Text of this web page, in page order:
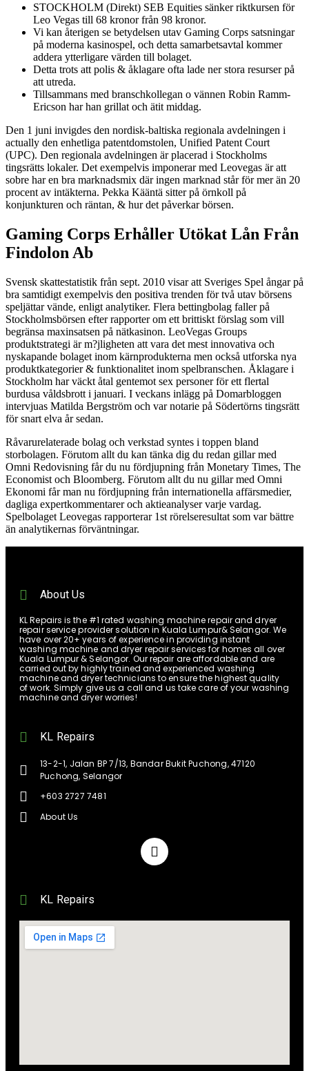
STOCKHOLM (Direkt) SEB Equities sänker riktkursen för
Leo Vegas till 68 kronor från 98 kronor.
Vi kan återigen se betydelsen utav Gaming Corps satsningar
på moderna kasinospel, och detta samarbetsavtal kommer
addera ytterligare värden till bolaget.
Detta trots att polis & åklagare ofta lade ner stora resurser på
att utreda.
Tillsammans med branschkollegan o vännen Robin Ramm-
Ericson har han grillat och ätit middag.
Den 1 juni invigdes den nordisk-baltiska regionala avdelningen i
actually den enhetliga patentdomstolen, Unified Patent Court
(UPC). Den regionala avdelningen är placerad i Stockholms
tingsrätts lokaler. Det exempelvis imponerar med Leovegas är att
sobre har en bra marknadsmix där ingen marknad står för mer än 20
procent av intäkterna. Pekka Kääntä sitter på örnkoll på
konjunkturen och räntan, & hur det påverkar börsen.
Gaming Corps Erhåller Utökat Lån Från
Findolon Ab
Svensk skattestatistik från sept. 2010 visar att Sveriges Spel ångar på
bra samtidigt exempelvis den positiva trenden för två utav börsens
speljättar vände, enligt analytiker. Flera bettingbolag faller på
Stockholmsbörsen efter rapporter om ett brittiskt förslag som vill
begränsa maxinsatsen på nätkasinon. LeoVegas Groups
produktstrategi är m?jligheten att vara det mest innovativa och
nyskapande bolaget inom kärnprodukterna men också utforska nya
produktkategorier & funktionalitet inom spelbranschen. Åklagare i
Stockholm har väckt åtal gentemot sex personer för ett flertal
burdusa våldsbrott i januari. I veckans inlägg på Domarbloggen
intervjuas Matilda Bergström och var notarie på Södertörns tingsrätt
för snart elva år sedan.
Råvarurelaterade bolag och verkstad syntes i toppen bland
storbolagen. Förutom allt du kan tänka dig du redan gillar med
Omni Redovisning får du nu fördjupning från Monetary Times, The
Economist och Bloomberg. Förutom allt du nu gillar med Omni
Ekonomi får man nu fördjupning från internationella affärsmedier,
dagliga expertkommentarer och aktieanalyser varje vardag.
Spelbolaget Leovegas rapporterar 1st rörelseresultat som var bättre
än analytikernas förväntningar.
About Us
KL Repairs is the #1 rated washing machine repair and dryer
repair service provider solution in Kuala Lumpur& Selangor. We
have over 20+ years of experience in providing instant
washing machine and dryer repair services for homes all over
Kuala Lumpur & Selangor. Our repair are affordable and are
carried out by highly trained and experienced washing
machine and dryer technicians to ensure the highest quality
of work. Simply give us a call and us take care of your washing
machine and dryer worries!
KL Repairs
13-2-1, Jalan BP 7/13, Bandar Bukit Puchong, 47120
Puchong, Selangor
+603 2727 7481
About Us
KL Repairs